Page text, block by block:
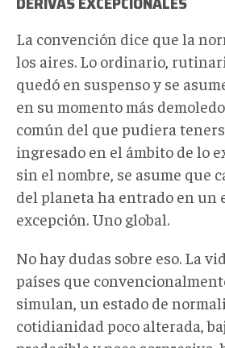
La convención dice que la
los aires. Lo ordinario,
quedó en suspenso y se
en su momento más
común del que pudiera
ingresado en el ámbito de lo
sin el nombre, se asume que
del planeta ha entrado en un
excepción. Uno global.
No hay dudas sobre eso. La
países que
simulan, un estado de
cotidianidad poco alterada,